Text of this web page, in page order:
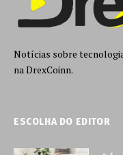
Notícias sobre
na DrexCoinn.
ESCOLHA DO EDITOR